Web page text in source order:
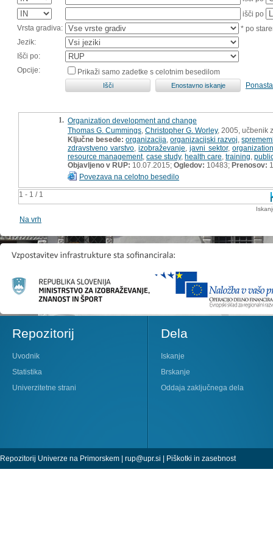
išči po
Vrsta gradiva:
* po
Jezik:
Išči po:
Opcije:
Prikaži samo zadetke s celotnim besedilom
1 - 1 / 1
1. Organization development and change
Thomas G. Cummings Christopher G. Worley, 2005, učbenik
Ključne besede: organizacija ,organizacijski razvoj ,
zdravstveno varstvo ,izobraževanje ,javni sektor, organization
resource management, case study, health care training
Objavljeno v RUP: 10.07.2015; Ogledov: 10483; Prenosov:
Povezava na celotno besedilo
Na vrh
Repozitorij
Uvodnik
Statistika
Univerzitetne strani
Dela
Iskanje
Brskanje
Oddaja zaključnega dela
Repozitorij Univerze na Primorskem | rup@upr.si | Piškotki in zasebnost